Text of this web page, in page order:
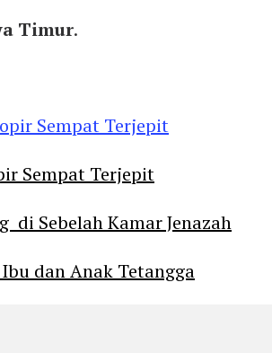
Timur.
Sempat Terjepit
di Sebelah Kamar Jenazah
dan Anak Tetangga